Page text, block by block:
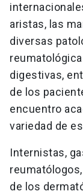
aristas, las
diversas
digestivas,
de los
encuentro
variedad de
Internistas,
de los